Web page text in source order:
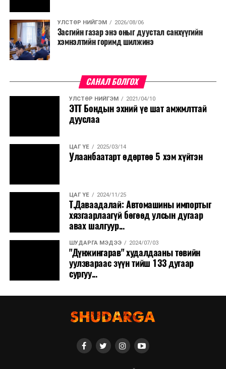
УЛСТӨР НИЙГЭМ 2026/08/06
Засгийн газар энэ оныг дуустал санхүүгийн
хэмнэлтийн горимд шилжинэ
САНАЛ БОЛГОХ
УЛСТӨР НИЙГЭМ 2021/04/10
ЭТТ Бондын эхний үе шат амжмлттай
дууслаа
ЦАГ ҮЕ 2025/03/14
Улаанбаатарт өдөртөө 5 хэм хүйтэн
ЦАГ ҮЕ 2024/11/25
Т.Даваадалай: Автомашины импортыг
хязгаарлаагүй бөгөөд улсын дугаар
авах шалгуур...
ШУДАРГА МЭДЭЭ 2024/07/03
"Дүнжингарав" худалдааны төвийн
уулзвараас зүүн тийш 133 дугаар
сургуу...